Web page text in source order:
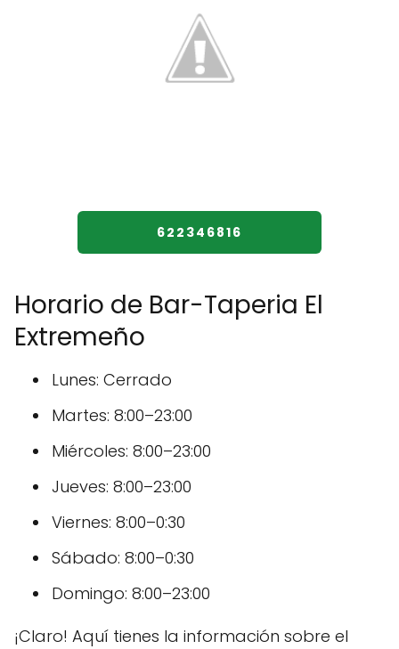
622346816
Horario de Bar-Taperia El
Extremeño
Lunes: Cerrado
Martes: 8:00–23:00
Miércoles: 8:00–23:00
Jueves: 8:00–23:00
Viernes: 8:00–0:30
Sábado: 8:00–0:30
Domingo: 8:00–23:00
¡Claro! Aquí tienes la información sobre el